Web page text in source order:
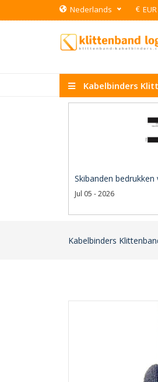
Nederlands € EUR
Kabelbinders
Skibanden
Jul 05 - 2026
Kabelbinders